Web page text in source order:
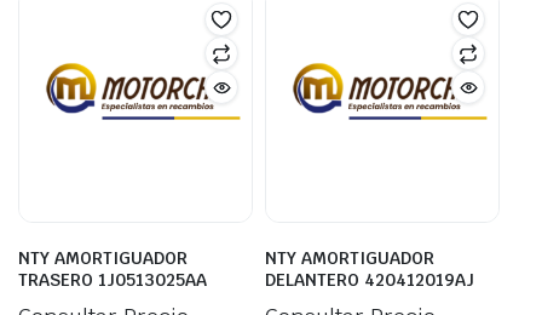
NTY AMORTIGUADOR
TRASERO 1J0513025AA
NTY AMORTIGUADOR
DELANTERO 420412019AJ